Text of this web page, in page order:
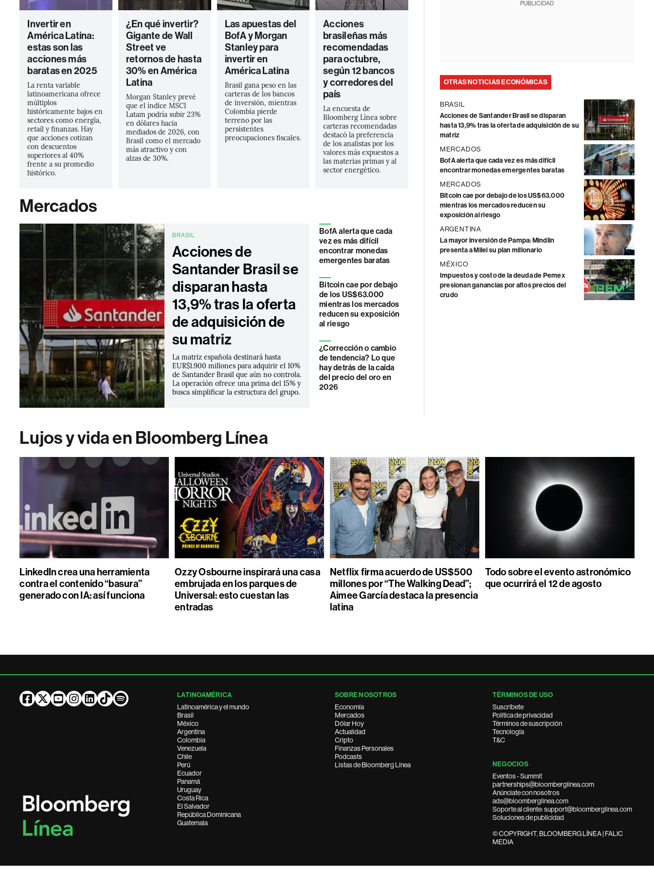
Invertir en
América Latina:
estas son las
acciones más
baratas en 2025
La renta variable
latinoamericana ofrece
múltiplos
históricamente bajos en
sectores como energía,
retail y finanzas. Hay
que acciones cotizan
con descuentos
superiores al 40%
frente a su promedio
histórico.
¿En qué invertir?
Gigante de Wall
Street ve
retornos de hasta
30% en América
Latina
Morgan Stanley prevé
que el índice MSCI
Latam podría subir 23%
en dólares hacia
mediados de 2026, con
Brasil como el mercado
más atractivo y con
alzas de 30%.
Las apuestas del
BofA y Morgan
Stanley para
invertir en
América Latina
Brasil gana peso en las
carteras de los bancos
de inversión, mientras
Colombia pierde
terreno por las
persistentes
preocupaciones fiscales.
Acciones
brasileñas más
recomendadas
para octubre,
según 12 bancos
y corredores del
país
La encuesta de
Bloomberg Línea sobre
carteras recomendadas
destacó la preferencia
de los analistas por los
valores más expuestos a
las materias primas y al
sector energético.
Mercados
BRASIL
Acciones de
Santander Brasil se
disparan hasta
13,9% tras la oferta
de adquisición de
su matriz
La matriz española destinará hasta
EUR$1.900 millones para adquirir el 10%
de Santander Brasil que aún no controla.
La operación ofrece una prima del 15% y
busca simplificar la estructura del grupo.
BofA alerta que cada
vez es más difícil
encontrar monedas
emergentes baratas
Bitcoin cae por debajo
de los US$63.000
mientras los mercados
reducen su exposición
al riesgo
¿Corrección o cambio
de tendencia? Lo que
hay detrás de la caída
del precio del oro en
2026
PUBLICIDAD
OTRAS NOTICIAS ECONÓMICAS
BRASIL
Acciones de Santander Brasil se disparan
hasta 13,9% tras la oferta de adquisición de su
matriz
MERCADOS
BofA alerta que cada vez es más difícil
encontrar monedas emergentes baratas
MERCADOS
Bitcoin cae por debajo de los US$63.000
mientras los mercados reducen su
exposición al riesgo
ARGENTINA
La mayor inversión de Pampa: Mindlin
presenta a Milei su plan millonario
MÉXICO
Impuestos y costo de la deuda de Pemex
presionan ganancias por altos precios del
crudo
Lujos y vida en Bloomberg Línea
LinkedIn crea una herramienta
contra el contenido “basura”
generado con IA: así funciona
Ozzy Osbourne inspirará una casa
embrujada en los parques de
Universal: esto cuestan las
entradas
Netflix firma acuerdo de US$500
millones por “The Walking Dead”;
Aimee García destaca la presencia
latina
Todo sobre el evento astronómico
que ocurrirá el 12 de agosto
LATINOAMÉRICA
Latinoamérica y el mundo
Brasil
México
Argentina
Colombia
Venezuela
Chile
Perú
Ecuador
Panamá
Uruguay
Costa Rica
El Salvador
República Dominicana
Guatemala
SOBRE NOSOTROS
Economía
Mercados
Dólar Hoy
Actualidad
Cripto
Finanzas Personales
Podcasts
Listas de Bloomberg Línea
TÉRMINOS DE USO
Suscríbete
Política de privacidad
Términos de suscripción
Tecnología
T&C
NEGOCIOS
Eventos - Summit
partnerships@bloomberglinea.com
Anúnciate con nosotros
ads@bloomberglinea.com
Soporte al cliente: support@bloomberglinea.com
Soluciones de publicidad
© COPYRIGHT, BLOOMBERG LÍNEA | FALIC
MEDIA